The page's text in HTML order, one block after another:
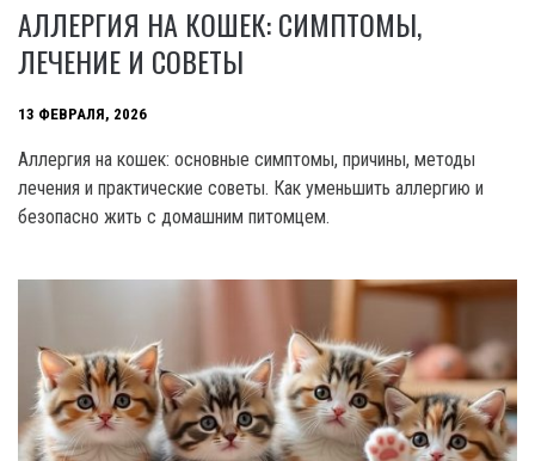
АЛЛЕРГИЯ НА КОШЕК: СИМПТОМЫ,
ЛЕЧЕНИЕ И СОВЕТЫ
13 ФЕВРАЛЯ, 2026
Аллергия на кошек: основные симптомы, причины, методы
лечения и практические советы. Как уменьшить аллергию и
безопасно жить с домашним питомцем.